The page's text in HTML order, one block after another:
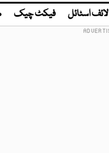
لائف اسٹائل فیکٹ چیک